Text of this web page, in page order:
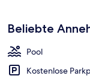
Beliebte
Pool
Kostenlose